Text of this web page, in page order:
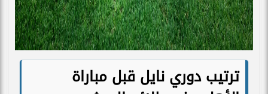
ترتيب دوري نايل قبل مباراة